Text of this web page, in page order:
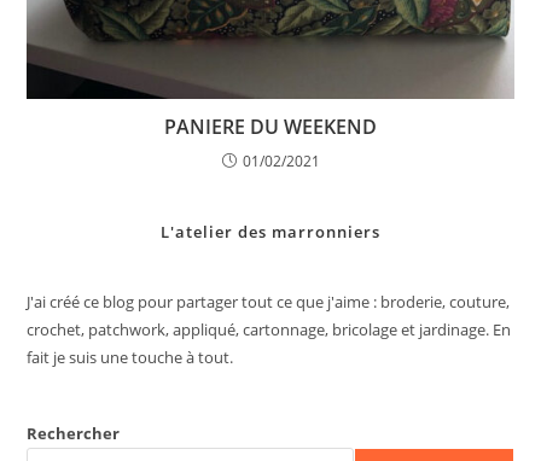
PANIERE DU WEEKEND
01/02/2021
L'atelier des marronniers
J'ai créé ce blog pour partager tout ce que j'aime : broderie, couture,
crochet, patchwork, appliqué, cartonnage, bricolage et jardinage. En
fait je suis une touche à tout.
Rechercher